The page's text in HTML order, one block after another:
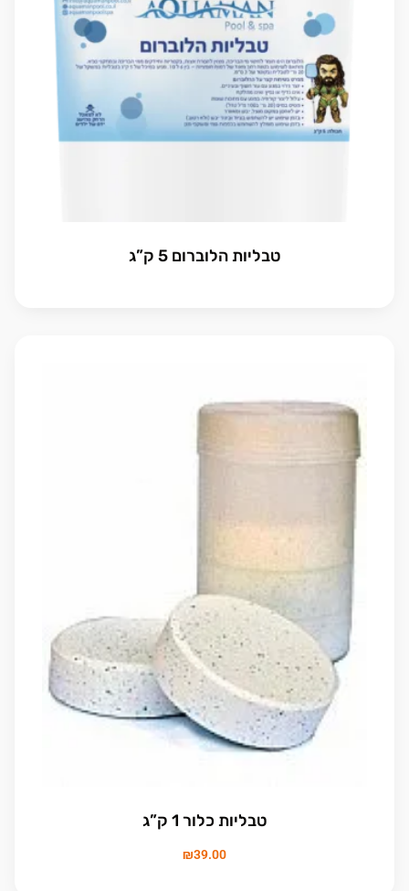
טבליות הלוברום 5 ק”ג
טבליות כלור 1 ק”ג
₪39.00